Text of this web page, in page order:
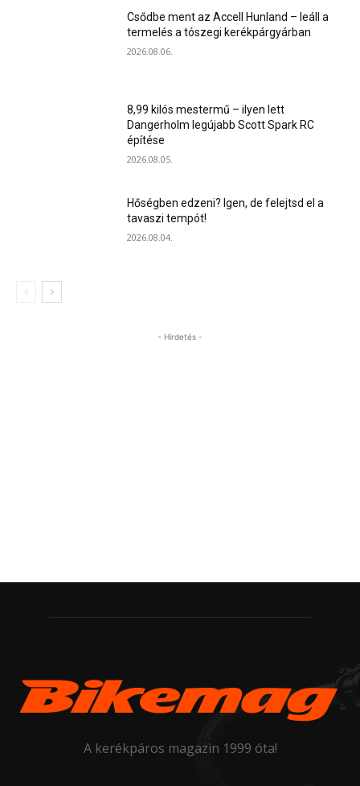
Csődbe ment az Accell Hunland – leáll a
termelés a tószegi kerékpárgyárban
2026.08.06.
8,99 kilós mestermű – ilyen lett
Dangerholm legújabb Scott Spark RC
építése
2026.08.05.
Hőségben edzeni? Igen, de felejtsd el a
tavaszi tempót!
2026.08.04.
- Hirdetés -
A kerékpáros magazin 1999 óta!